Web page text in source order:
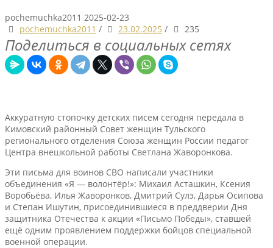
pochemuchka2011 2025-02-23
pochemuchka2011 / 23.02.2025 / 235
Поделиться в социальных сетях
Аккуратную стопочку детских писем сегодня передала в
Кимовский районный Совет женщин Тульского
регионального отделения Союза женщин России педагог
Центра внешкольной работы Светлана Жаворонкова.
Эти письма для воинов СВО написали участники
объединения «Я — волонтёр!»: Михаил Асташкин, Ксения
Воробьёва, Илья Жаворонков, Дмитрий Сулэ, Дарья Осипова
и Степан Ишутин, присоединившиеся в преддверии Дня
защитника Отечества к акции «Письмо Победы», ставшей
ещё одним проявлением поддержки бойцов специальной
военной операции.